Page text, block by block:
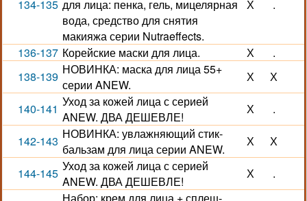
134-135 для лица: пенка, гель, мицелярная
вода, средство для снятия
макияжа серии Nutraeffects.
Х .
136-137 Корейские маски для лица. Х
.
138-139 НОВИНКА: маска для лица 55+
серии ANEW.
Х Х
140-141 Уход за кожей лица с серией
ANEW. ДВА ДЕШЕВЛЕ!
Х .
142-143 НОВИНКА: увлажняющий стик-
бальзам для лица серии ANEW.
Х Х
144-145 Уход за кожей лица с серией
ANEW. ДВА ДЕШЕВЛЕ!
Х .